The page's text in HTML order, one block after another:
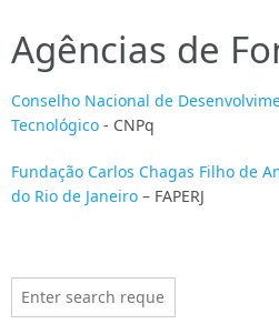
Agências de
Conselho Nacional de
Tecnológico - CNPq
Fundação Carlos Chagas Filho de
do Rio de Janeiro – FAPERJ